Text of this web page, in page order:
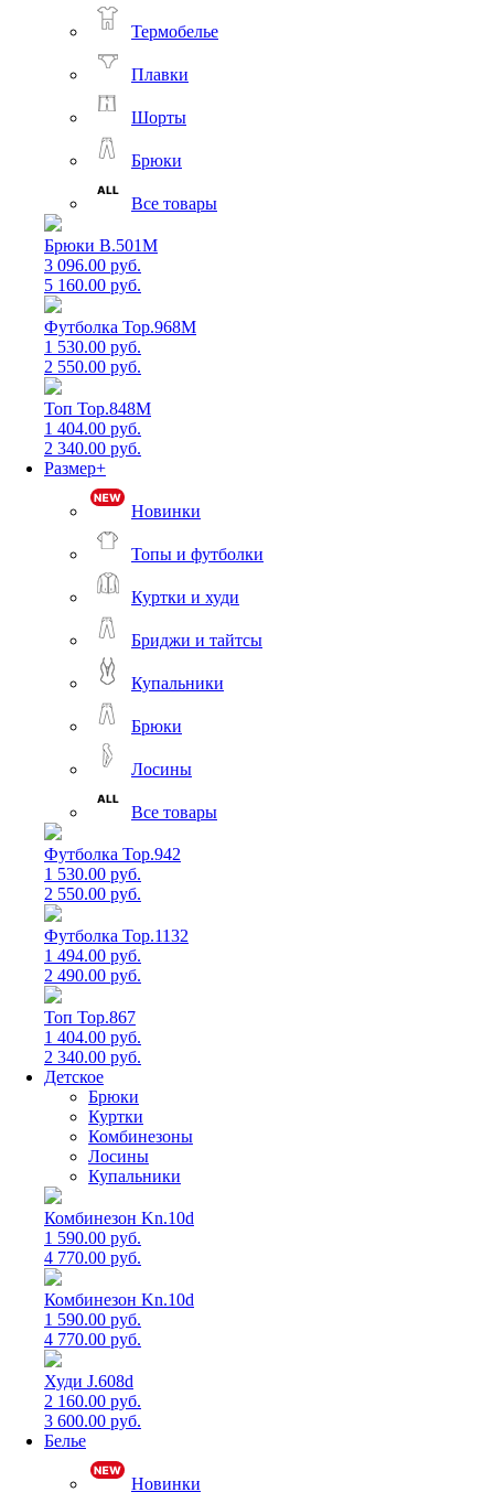
Термобелье
Плавки
Шорты
Брюки
Все товары
Брюки B.501M
3 096.00 руб.
5 160.00 руб.
Футболка Top.968M
1 530.00 руб.
2 550.00 руб.
Топ Top.848M
1 404.00 руб.
2 340.00 руб.
Размер+
Новинки
Топы и футболки
Куртки и худи
Бриджи и тайтсы
Купальники
Брюки
Лосины
Все товары
Футболка Top.942
1 530.00 руб.
2 550.00 руб.
Футболка Top.1132
1 494.00 руб.
2 490.00 руб.
Топ Top.867
1 404.00 руб.
2 340.00 руб.
Детское
Брюки
Куртки
Комбинезоны
Лосины
Купальники
Комбинезон Kn.10d
1 590.00 руб.
4 770.00 руб.
Комбинезон Kn.10d
1 590.00 руб.
4 770.00 руб.
Худи J.608d
2 160.00 руб.
3 600.00 руб.
Белье
Новинки